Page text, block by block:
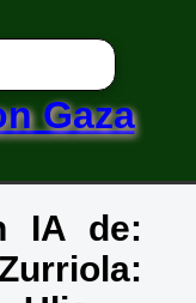
IA de: